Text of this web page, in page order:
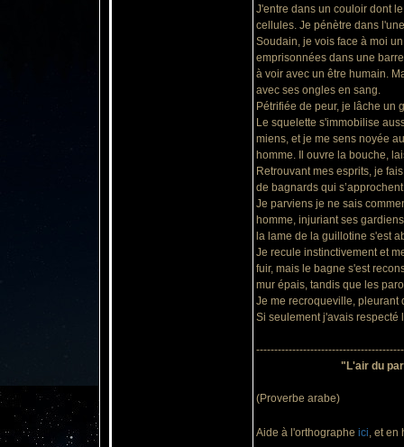
J'entre dans un couloir dont
cellules. Je pénètre dans
Soudain, je vois face à moi
emprisonnées dans une
à voir avec un être humain.
avec ses ongles en sang.
Pétrifiée de peur, je lâche un
Le squelette s'immobilise
miens, et je me sens noyée
homme. Il ouvre la bouche,
Retrouvant mes esprits, je
de bagnards qui
Je parviens je ne sais
homme, injuriant ses
la lame de la guillotine s'est
Je recule instinctivement et
fuir, mais le bagne s'est
mur épais, tandis que les
Je me recroqueville, pleurant
Si seulement j'avais respecté
"L'air du
(Proverbe arabe)
Aide à l'orthographe ici, et en